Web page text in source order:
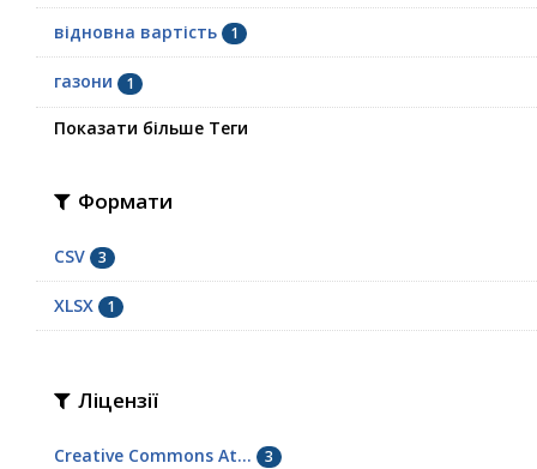
відновна вартість 1
газони 1
Показати більше Теги
Формати
CSV 3
XLSX 1
Ліцензії
Creative Commons At... 3